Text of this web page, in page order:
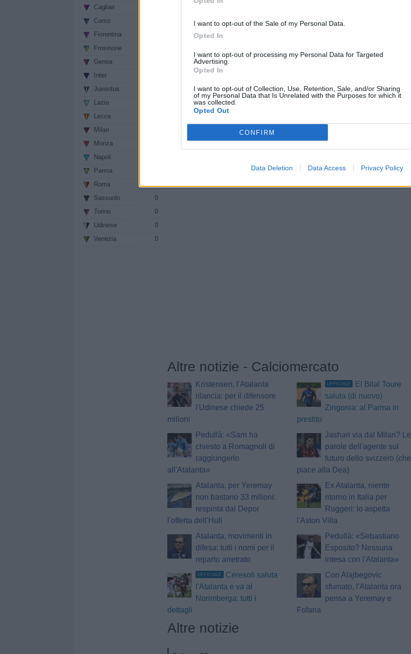
I want to opt-out of the Sale of my Personal Data.
Opted In
I want to opt-out of processing my Personal Data for Targeted
Advertising.
Opted In
I want to opt-out of Collection, Use, Retention, Sale, and/or Sharing
of my Personal Data that Is Unrelated with the Purposes for which it
was collected.
Opted Out
CONFIRM
Data Deletion Data Access Privacy Policy
Cagliari
Como
Fiorentina
Frosinone
Genoa
Inter
Juventus
Lazio
Lecce
Milan
Monza
Napoli
Parma
Roma
0
Sassuolo
0
Torino
0
Udinese
0
Venezia
0
Altre notizie - Calciomercato
Kristensen, l'Atalanta
rilancia: per il difensore
l'Udinese chiede 25
milioni
UFFICIALE
El Bilal Toure
saluta (di nuovo)
Zingonia: al Parma in
prestito
Pedullà: «Sarri ha
chiesto a Romagnoli di
raggiungerlo
all'Atalanta»
Jashari via dal Milan? Le
parole dell'agente sul
futuro dello svizzero (che
piace alla Dea)
Atalanta, per Yeremay
non bastano 33 milioni:
respinta dal Depor
l'offerta dell'Hull
Ex Atalanta, niente
ritorno in Italia per
Ruggeri: lo aspetta
l'Aston Villa
Atalanta, movimenti in
difesa: tutti i nomi per il
reparto arretrato
Pedullà: «Sebastiano
Esposito? Nessuna
intesa con l'Atalanta»
UFFICIALE
Ceresoli saluta
l'Atalanta e va al
Norimberga: tutti i
dettagli
Con Alajbegovic
sfumato, l'Atalanta ora
pensa a Yeremay e
Fofana
Altre notizie